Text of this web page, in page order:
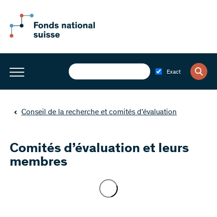
Exact
Conseil de la recherche et comités d’évaluation
Comités d’évaluation et leurs
membres